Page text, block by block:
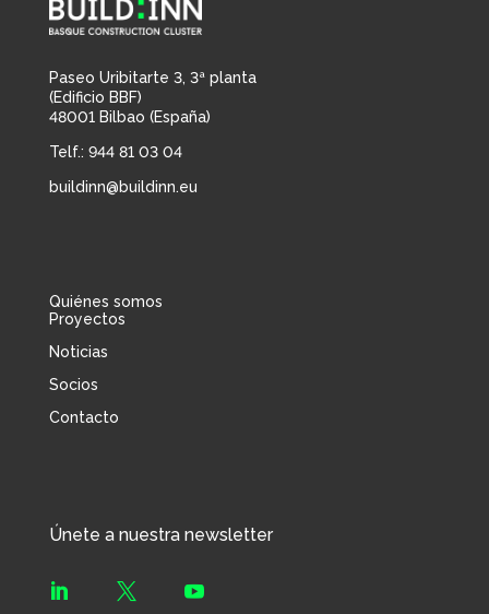
Paseo Uribitarte 3, 3ª planta
(Edificio BBF)
48001 Bilbao (España)
Telf.: 944 81 03 04
buildinn@buildinn.eu
Quiénes somos
Proyectos
Noticias
Socios
Contacto
Únete a nuestra newsletter
  